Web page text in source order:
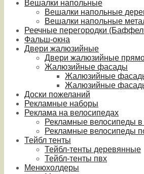
Вешалки напольные
Вешалки напольные
Вешалки напольные
Реечные перегородки
Фальш-окна
Двери жалюзийные
Двери жалюзийные
Жалюзийные фасады
Жалюзийные
Жалюзийные
Доски пожеланий
Рекламные наборы
Реклама на велосипедах
Рекламные велосипеды в
Рекламные велосипеды
Тейбл тенты
Тейбл-тенты деревянные
Тейбл-тенты пвх
Менюхолдеры